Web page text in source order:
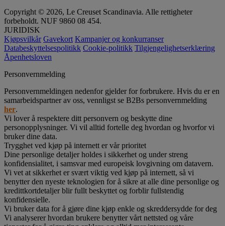
Copyright © 2026, Le Creuset Scandinavia. Alle rettigheter
forbeholdt. NUF 9860 08 454.
JURIDISK
Kjøpsvilkår Gavekort Kampanjer og konkurranser
Databeskyttelsespolitikk Cookie-politikk Tilgjengelighetserklæring
Åpenhetsloven
Personvernmelding
Personvernmeldingen nedenfor gjelder for forbrukere. Hvis du er en
samarbeidspartner av oss, vennligst se B2Bs personvernmelding
her.
Vi lover å respektere ditt personvern og beskytte dine
personopplysninger. Vi vil alltid fortelle deg hvordan og hvorfor vi
bruker dine data.
Trygghet ved kjøp på internett er vår prioritet
Dine personlige detaljer holdes i sikkerhet og under streng
konfidensialitet, i samsvar med europeisk lovgivning om datavern.
Vi vet at sikkerhet er svært viktig ved kjøp på internett, så vi
benytter den nyeste teknologien for å sikre at alle dine personlige og
kredittkortdetaljer blir fullt beskyttet og forblir fullstendig
konfidensielle.
Vi bruker data for å gjøre dine kjøp enkle og skreddersydde for deg
Vi analyserer hvordan brukere benytter vårt nettsted og våre